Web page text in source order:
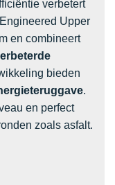
verbetert
Upper
en combineert
bieden
.
en perfect
zoals asfalt.